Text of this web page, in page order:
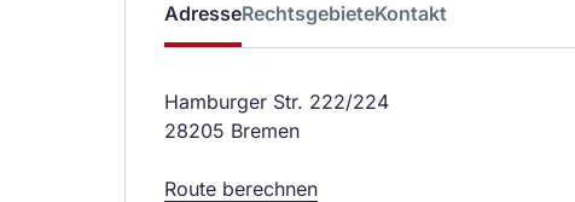
AdresseRechtsgebieteKontakt
Hamburger Str. 222/224
28205 Bremen
Route berechnen